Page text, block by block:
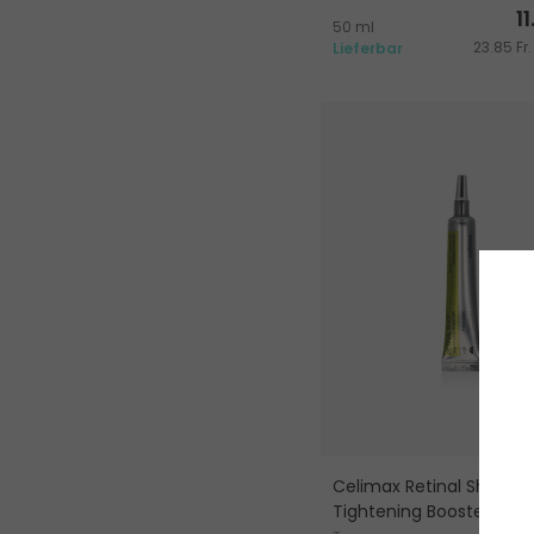
50 ml
Lieferbar
23.85
Celimax Retinal Shot
Tightening Booster